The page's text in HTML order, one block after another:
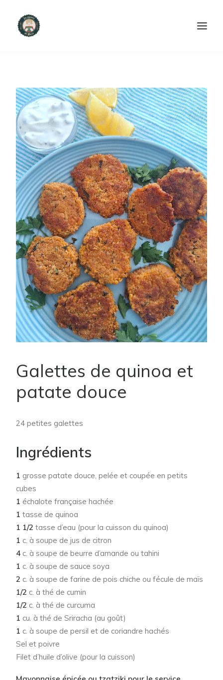
PRODUITS ET SERVICES
NOUS CONTACTER
RECETTES
FAQ
SEARCH
Galettes de quinoa et
patate douce
24 petites galettes
Ingrédients
1 grosse patate douce, pelée et coupée en petits
cubes
1 échalote française hachée
1 tasse de quinoa
1 1/2 tasse d’eau (pour la cuisson du quinoa)
1 c. à soupe de jus de citron
4 c. à soupe de beurre d’amande ou tahini
1 c. à soupe de sauce soya
2 c. à soupe de farine de pois chiche ou fécule de maïs
1/2 c. à thé de cumin
1/2 c. à thé de curcuma
1 cu. à thé de Sriracha (au goût)
1 c. à soupe de persil et de coriandre hachés
Sel et poivre
Filet d’huile d’olive (pour la cuisson)